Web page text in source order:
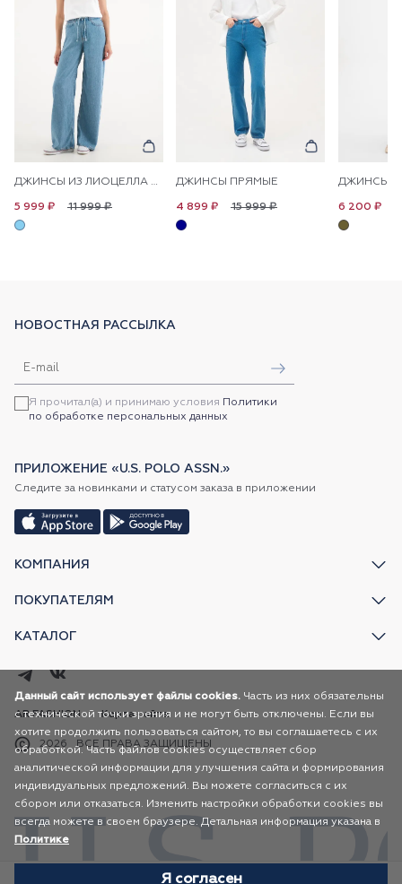
ДЖИНСЫ ИЗ ЛИОЦЕЛЛА НА КУЛИСКЕ ШИРОКИЕ
11 999 ₽
5 999 ₽
ДЖИНСЫ ПРЯМЫЕ
15 999 ₽
4 899 ₽ 6 200 ₽
КОМПАНИЯ
ПОКУПАТЕЛЯМ
КАТАЛОГ
НОВОСТНАЯ РАССЫЛКА
Я прочитал(а) и принимаю условия Политики
по обработке персональных данных
ПРИЛОЖЕНИЕ «U.S. POLO ASSN.»
Следите за новинками и статусом заказа в приложении
2026 ВСЕ ПРАВА ЗАЩИЩЕНЫ
AR FASHION Карта сайта
Данный сайт использует файлы cookies. Часть из них обязательны
с технической точки зрения и не могут быть отключены. Если вы
хотите продолжить пользоваться сайтом, то вы соглашаетесь с их
обработкой. Часть файлов cookies осуществляет сбор
аналитической информации для улучшения сайта и формирования
индивидуальных предложений. Вы можете согласиться с их
сбором или отказаться. Изменить настройки обработки cookies вы
всегда можете в своем браузере. Детальная информация указана в
Политике
Я согласен